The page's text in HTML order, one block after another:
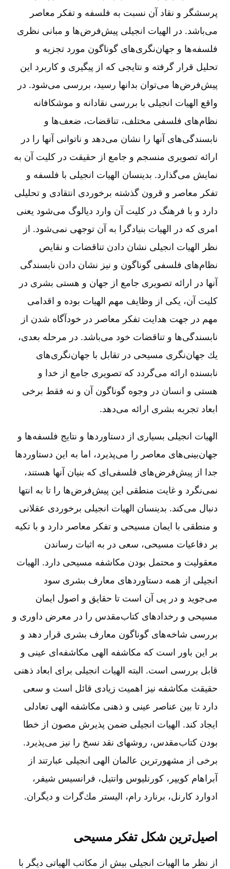
پرسشگر و نقاد آن‌ نسبت‌ به‌ فلسفه‌ و تفكر معاصر
می‌باشد. در الهیات‌ انجیلی‌ پیش‌فرض‌ها و مبانی‌ نظری‌
فلسفه‌ها و جهان‌نگری‌های‌ گوناگون‌ مورد تجزیه‌ و
تحلیل‌ قرار گرفته‌ و نتایجی‌ كه‌ از پیگیری‌ و كاربرد این‌
پیش‌فرض‌ها می‌توان‌ بدانها رسید، بررسی‌ می‌شود. در
واقع‌ الهیات‌ انجیلی‌ با بررسی‌ نقادانه‌ و موشكافانه‌
نظام‌های‌ فلسفی‌ مختلف‌، تناقضات‌، ضعف‌ها و
نابسندگی‌های‌ آنها را نشان‌ می‌دهد و ناتوانی‌ آنها را در
ارائه‌ تصویری‌ منسجم‌ و جامع‌ از حقیقت‌ در كلیت‌ آن‌ به‌
نمایش‌ می‌گذارد. بدینسان‌ الهیات‌ انجیلی‌ با فلسفه‌ و
تفكر معاصر و قرون‌ گذشته‌ برخوردی‌ انتقادی‌ و تحلیلی‌
دارد و با فرهنگ‌ در كلیت‌ آن‌ وارد دیالوگ‌ می‌شود یعنی‌
امری‌ كه‌ در الهیات‌ بنیادگرا به‌ آن‌ توجهی‌ نمی‌شود. از
نظر الهیات‌ انجیلی‌ نشان‌ دادن‌ تناقضات‌ و نقایص‌
نظام‌های‌ فلسفی‌ گوناگون‌ و نیز نشان‌ دادن‌ نابسندگی‌
آنها در ارائه‌ تصویری‌ جامع‌ از جهان‌ و هستی‌ بشری‌ در
كلیت‌ آن‌، یكی‌ از وظایف‌ مهم‌ الهیات‌ بوده‌ و اقدامی‌
مهم‌ در جهت‌ هدایت‌ تفكر معاصر در خودآگاه‌ شدن‌ از
نابسندگی‌ها و تناقضات‌ خود می‌باشد. در مرحله‌ بعدی‌،
یك‌ جهان‌نگری‌ مسیحی‌ در تقابل‌ با جهان‌نگری‌های‌
نابسنده‌ ارائه‌ می‌گردد كه‌ تصویری‌ جامع‌ از خدا و
هستی‌ و انسان‌ در وجوه‌ گوناگون‌ آن‌ و نه‌ فقط‌ برخی‌
ابعاد تجربه‌ بشری‌ ارائه‌ می‌دهد.
الهیات‌ انجیلی‌ بسیاری‌ از دستاوردها و نتایج‌ فلسفه‌ها و
جهان‌بینی‌های‌ معاصر را می‌پذیرد، اما به‌ این‌ دستاوردها
جدا از پیش‌فرض‌های‌ فلسفی‌ای‌ كه‌ بنیان‌ آنها هستند،
نمی‌نگرد و غایت‌ منطقی‌ این‌ پیش‌فرض‌ها را تا به‌ انتها
دنبال‌ می‌كند. بدینسان‌ الهیات‌ انجیلی‌ برخوردی‌ عقلانی‌
و منطقی‌ با ایمان‌ مسیحی‌ و تفكر معاصر دارد و با تكیه‌
بر دفاعیات‌ مسیحی‌، سعی‌ در به‌ اثبات‌ رساندن‌
معقولیت‌ و محتمل‌ بودن‌ مكاشفه‌ مسیحی‌ دارد. الهیات‌
انجیلی‌ از همه‌ دستاوردهای‌ معارف‌ بشری‌ سود
می‌جوید و در پی‌ آن‌ است‌ تا حقایق‌ و اصول‌ ایمان‌
مسیحی‌ و رخدادهای‌ كتاب‌مقدس‌ را در معرض‌ داوری‌ و
بررسی‌ شاخه‌های‌ گوناگون‌ معارف‌ بشری‌ قرار دهد و
بر این‌ باور است‌ كه‌ مكاشفه‌ الهی‌ مكاشفه‌ای‌ عینی‌ و
قابل‌ بررسی‌ است‌. البته‌ الهیات‌ انجیلی‌ برای‌ ابعاد ذهنی‌
حقیقت‌ مكاشفه‌ نیز اهمیت‌ زیادی‌ قائل‌ است‌ و سعی‌
دارد تا بین‌ عناصر عینی‌ و ذهنی‌ مكاشفه‌ الهی‌ تعادلی‌
ایجاد كند. الهیات‌ انجیلی‌ ضمن‌ پذیرش‌ مصون‌ از خطا
بودن‌ كتاب‌مقدس‌، روشهای‌ نقد نسخ‌ را نیز می‌پذیرد.
برخی‌ از مشهورترین‌ عالمان‌ الهی‌ انجیلی‌ عبارتند از
آبراهام‌ كویپر، كورنلیوس‌ وانتیل‌، فرانسیس‌ شیفر،
ادوارد كارنل‌، برنارد رام‌، الیستر مك‌گرات‌ و دیگران‌.
اصیل‌ترین‌ شكل‌ تفكر مسیحی‌
از نظر ما الهیات‌ انجیلی‌ بیش‌ از مكاتب‌ الهیاتی‌ دیگر با